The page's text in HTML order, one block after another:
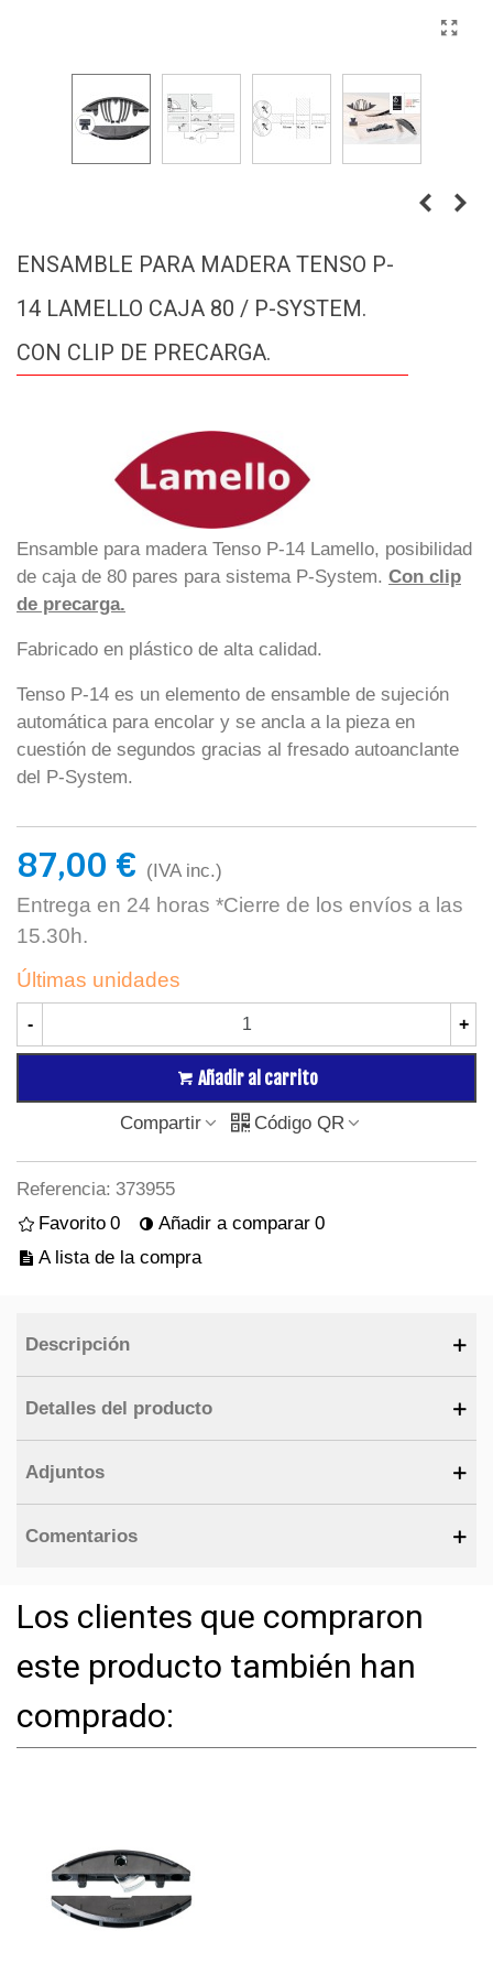
ENSAMBLE PARA MADERA TENSO P-
14 LAMELLO CAJA 80 / P-SYSTEM.
CON CLIP DE PRECARGA.
Ensamble para madera Tenso P-14 Lamello, posibilidad
de caja de 80 pares para sistema P-System. Con clip
de precarga.
Fabricado en plástico de alta calidad.
Tenso P-14 es un elemento de ensamble de sujeción
automática para encolar y se ancla a la pieza en
cuestión de segundos gracias al fresado autoanclante
del P-System.
87,00 € (IVA inc.)
Entrega en 24 horas *Cierre de los envíos a las
15.30h.
Últimas unidades
- +
Añadir al carrito
Compartir Código QR
Referencia: 373955
Favorito 0 Añadir a comparar 0
A lista de la compra
Descripción
Detalles del producto
Adjuntos
Comentarios
Los clientes que compraron
este producto también han
comprado: